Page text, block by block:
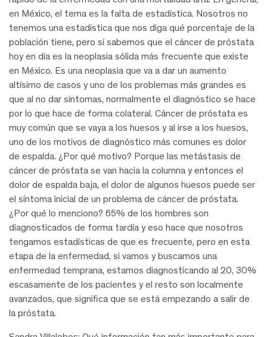
en México, el tema es la falta de estadística. Nosotros no
tenemos una estadística que nos diga qué porcentaje de la
población tiene, pero sí sabemos que el cáncer de próstata
hoy en día es la neoplasia sólida más frecuente que existe
en México. Es una neoplasia que va a dar un aumento
altísimo de casos y uno de los problemas más grandes es
que al no dar síntomas, normalmente el diagnóstico se hace
por lo que hace de forma colateral. Cáncer de próstata es
muy común que se vaya a los huesos y al irse a los huesos,
uno de los motivos de diagnóstico más comunes es dolor
de espalda. ¿Por qué motivo? Porque las metástasis de
cáncer de próstata se van hacia la columna y entonces el
dolor de espalda baja, el dolor de algunos huesos puede ser
el síntoma inicial de un problema de cáncer de próstata.
¿Por qué lo menciono? 65% de los hombres son
diagnosticados de forma tardía y eso hace que nosotros
tengamos estadísticas de que es frecuente, pero en esta
etapa de la enfermedad, si vamos y buscamos una
enfermedad temprana, estamos diagnosticando al 20, 30%
escasamente de los pacientes y el resto son localmente
avanzados, que significa que se está empezando a salir de
la próstata.